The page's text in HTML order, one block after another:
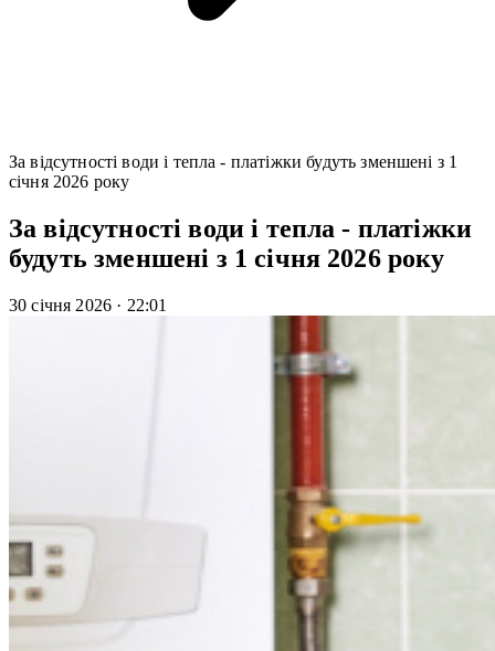
За відсутності води і тепла - платіжки будуть зменшені з 1
січня 2026 року
За відсутності води і тепла - платіжки
будуть зменшені з 1 січня 2026 року
30 січня 2026 · 22:01